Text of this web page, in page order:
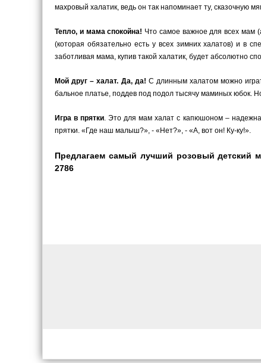
махровый халатик, ведь он так напоминает ту, сказочную
Тепло, и мама спокойна! Что самое важное для всех мам
(которая обязательно есть у всех зимних халатов) и в
заботливая мама, купив такой халатик, будет абсолютно
Мой друг – халат. Да, да! С длинным халатом можно
бальное платье, поддев под подол тысячу маминых юбок.
Игра в прятки. Это для мам халат с капюшоном –
прятки. «Где наш малыш?», - «Нет?», - «А, вот он! Ку-ку!».
Предлагаем самый лучший розовый детский
2786